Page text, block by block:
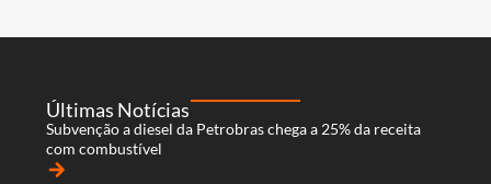
Últimas Notícias
Subvenção a diesel da Petrobras chega a 25% da receita
com combustível
arrow_forward